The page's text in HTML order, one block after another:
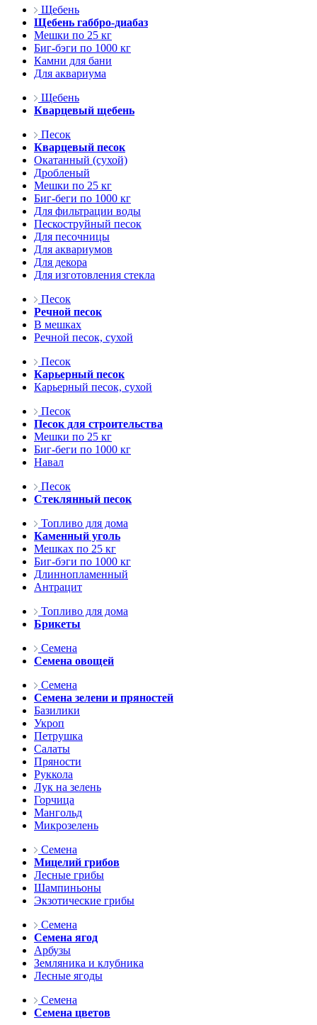
Щебень
Щебень габбро-диабаз
Мешки по 25 кг
Биг-бэги по 1000 кг
Камни для бани
Для аквариума
Щебень
Кварцевый щебень
Песок
Кварцевый песок
Окатанный (сухой)
Дробленый
Мешки по 25 кг
Биг-беги по 1000 кг
Для фильтрации воды
Пескоструйный песок
Для песочницы
Для аквариумов
Для декора
Для изготовления стекла
Песок
Речной песок
В мешках
Речной песок, сухой
Песок
Карьерный песок
Карьерный песок, сухой
Песок
Песок для строительства
Мешки по 25 кг
Биг-беги по 1000 кг
Навал
Песок
Стеклянный песок
Топливо для дома
Каменный уголь
Мешках по 25 кг
Биг-бэги по 1000 кг
Длиннопламенный
Антрацит
Топливо для дома
Брикеты
Семена
Семена овощей
Семена
Семена зелени и пряностей
Базилики
Укроп
Петрушка
Салаты
Пряности
Руккола
Лук на зелень
Горчица
Мангольд
Микрозелень
Семена
Мицелий грибов
Лесные грибы
Шампиньоны
Экзотические грибы
Семена
Семена ягод
Арбузы
Земляника и клубника
Лесные ягоды
Семена
Семена цветов